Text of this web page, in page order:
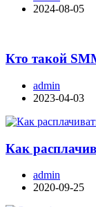
2024-08-05
Кто такой
admin
2023-04-03
Как
admin
2020-09-25